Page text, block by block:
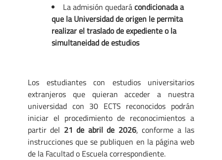
La admisión quedarácondicionada a
que la Universidad de origen le permita
realizar el traslado de expediente o la
simultaneidad de estudios
Los estudiantes con estudios universitarios
extranjeros que quieran acceder a nuestra
universidad con 30 ECTS reconocidos podrán
iniciar el procedimiento de reconocimientos a
partir del 21 de abril de 2026, conforme a las
instrucciones que se publiquen en la página web
de la Facultad o Escuela correspondiente.